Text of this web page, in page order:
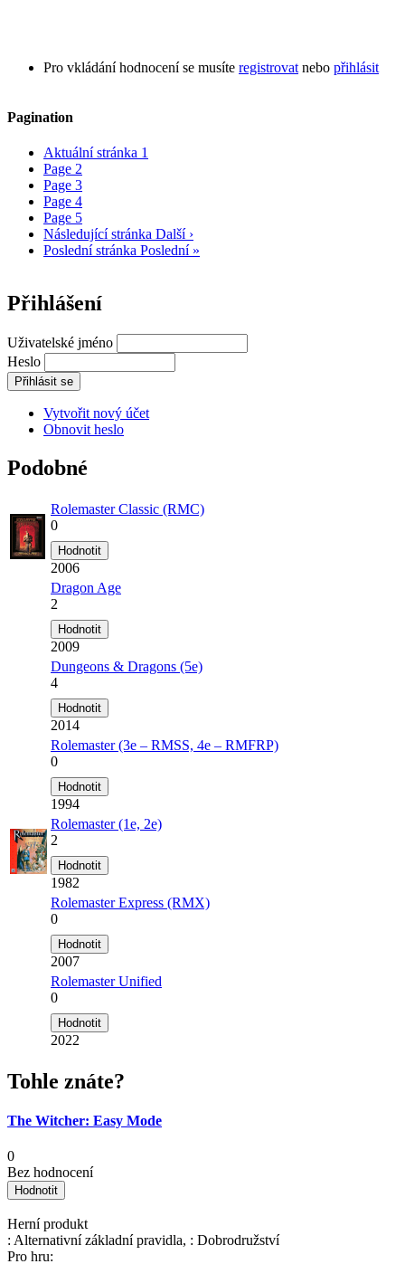
Pro vkládání hodnocení se musíte registrovat nebo přihlásit
Pagination
Aktuální stránka 1
Page 2
Page 3
Page 4
Page 5
Následující stránka Další ›
Poslední stránka Poslední »
Přihlášení
Uživatelské jméno
Heslo
Vytvořit nový účet
Obnovit heslo
Podobné
Rolemaster Classic (RMC)
0
2006
Dragon Age
2
2009
Dungeons & Dragons (5e)
4
2014
Rolemaster (3e – RMSS, 4e – RMFRP)
0
1994
Rolemaster (1e, 2e)
2
1982
Rolemaster Express (RMX)
0
2007
Rolemaster Unified
0
2022
Tohle znáte?
The Witcher: Easy Mode
0
Bez hodnocení
Herní produkt
: Alternativní základní pravidla, : Dobrodružství
Pro hru: